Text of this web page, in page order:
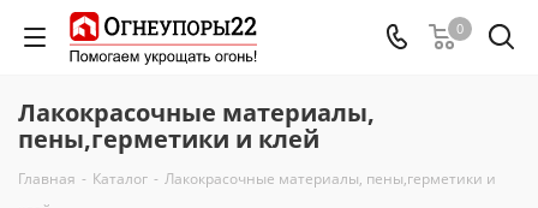
0
Лакокрасочные материалы,
пены,герметики и клей
Главная - Каталог - Лакокрасочные материалы, пены,герметики и